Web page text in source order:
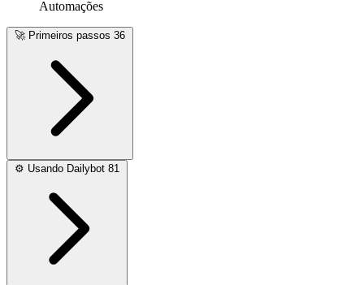
Automações
🚀 Primeiros passos 36
⚙️ Usando Dailybot 81